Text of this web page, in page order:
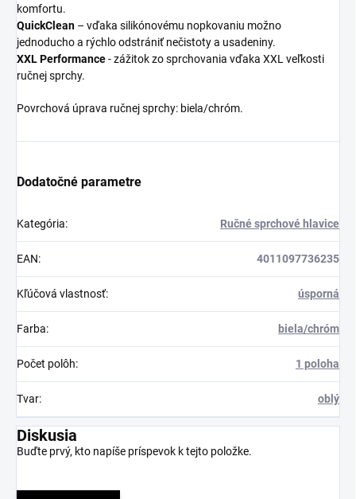
komfortu.
QuickClean – vďaka silikónovému nopkovaniu možno
jednoducho a rýchlo odstrániť nečistoty a usadeniny.
XXLPerformance- zážitok zo sprchovania vďaka XXL veľkosti
ručnej sprchy.
Povrchová úprava ručnej sprchy: biela/chróm.
Dodatočné parametre
Kategória: Ručné sprchové hlavice
EAN: 4011097736235
Kľúčová vlastnosť: úsporná
Farba: biela/chróm
Počet polôh: 1 poloha
Tvar: oblý
Diskusia
Buďte prvý, kto napíše príspevok k tejto položke.